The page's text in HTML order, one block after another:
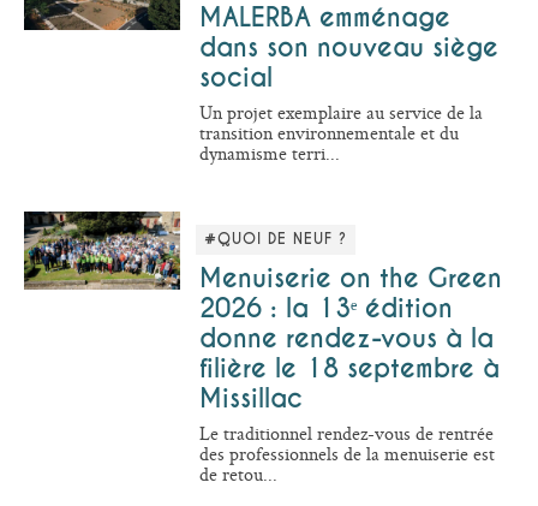
MALERBA emménage
dans son nouveau siège
social
Un projet exemplaire au service de la
transition environnementale et du
dynamisme terri...
#QUOI DE NEUF ?
Menuiserie on the Green
2026 : la 13ᵉ édition
donne rendez-vous à la
filière le 18 septembre à
Missillac
Le traditionnel rendez-vous de rentrée
des professionnels de la menuiserie est
de retou...